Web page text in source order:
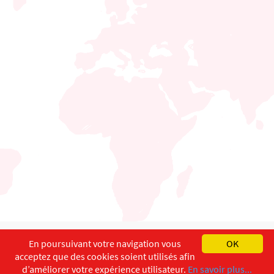
English Français
Copyright ©ISEC-AdW Impressum
OK
En poursuivant votre navigation vous
acceptez que des cookies soient utilisés afin
d’améliorer votre expérience utilisateur. En savoir plus...